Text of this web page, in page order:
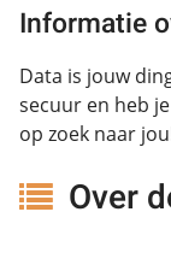
Informatie
Data is jouw
secuur en heb
op zoek naar
Over